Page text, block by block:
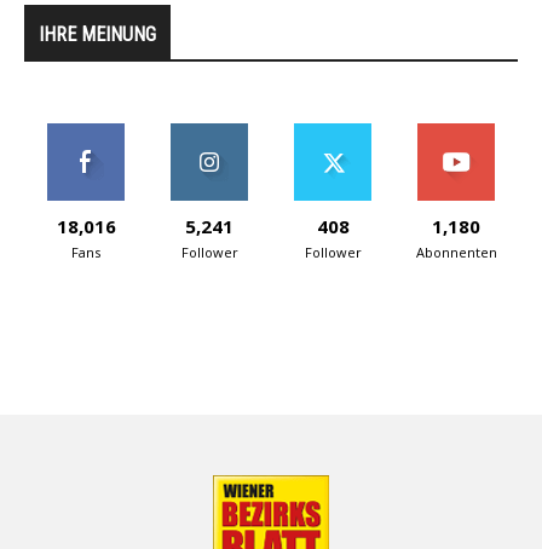
IHRE MEINUNG
18,016
Fans
5,241
Follower
408
Follower
1,180
Abonnenten